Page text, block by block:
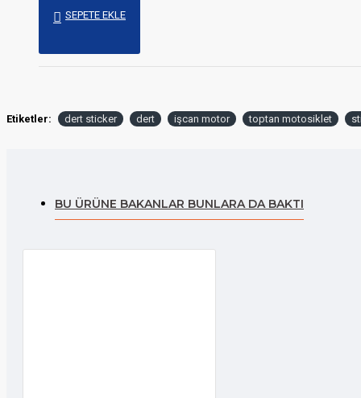
SEPETE EKLE
Etiketler: dert sticker dert işcan motor toptan motosiklet
BU ÜRÜNE BAKANLAR BUNLARA DA BAKTI